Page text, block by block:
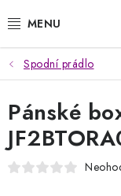
na
KABELKY
SPODNÍ PRÁDLO
PUNČOCHY
Spodní prádlo
Pánské